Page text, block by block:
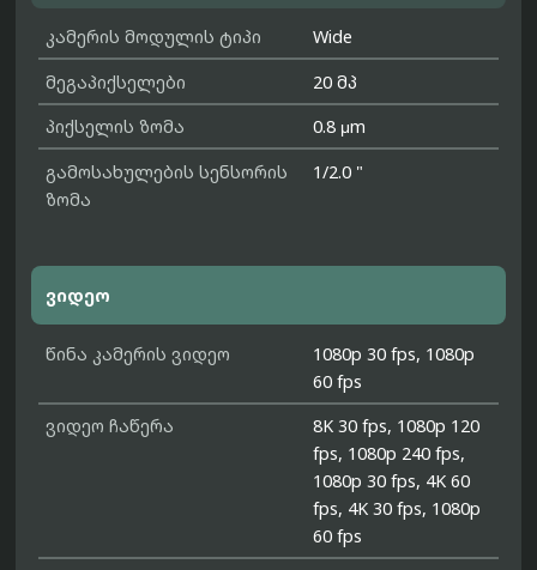
კამერის მოდულის ტიპი
Wide
მეგაპიქსელები
20 მპ
პიქსელის ზომა
0.8 μm
გამოსახულების სენსორის
ზომა
1/2.0 "
ვიდეო
წინა კამერის ვიდეო
1080p 30 fps, 1080p
60 fps
ვიდეო ჩაწერა
8K 30 fps, 1080p 120
fps, 1080p 240 fps,
1080p 30 fps, 4K 60
fps, 4K 30 fps, 1080p
60 fps